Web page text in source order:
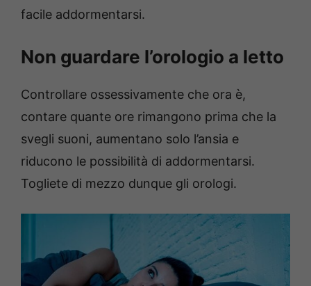
facile addormentarsi.
Non guardare l’orologio a letto
Controllare ossessivamente che ora è,
contare quante ore rimangono prima che la
svegli suoni, aumentano solo l’ansia e
riducono le possibilità di addormentarsi.
Togliete di mezzo dunque gli orologi.